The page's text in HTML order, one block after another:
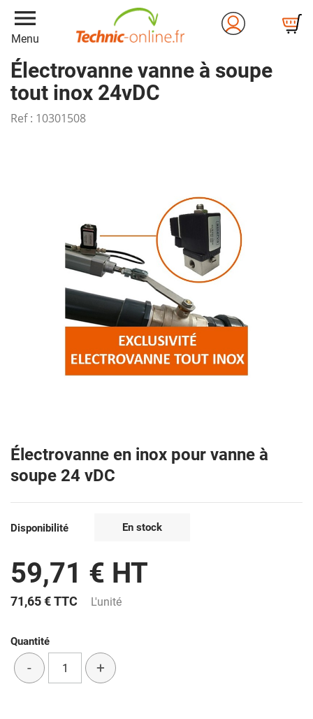
menu
Menu
Électrovanne vanne à soupe
tout inox 24vDC
Ref : 10301508
Électrovanne en inox pour vanne à
soupe 24 vDC
Disponibilité En stock
59,71 € HT
71,65 €TTC L'unité
Quantité
- +